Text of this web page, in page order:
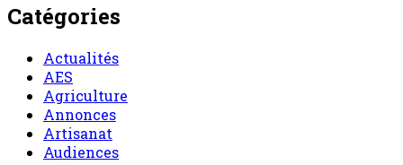
Catégories
Actualités
AES
Agriculture
Annonces
Artisanat
Audiences